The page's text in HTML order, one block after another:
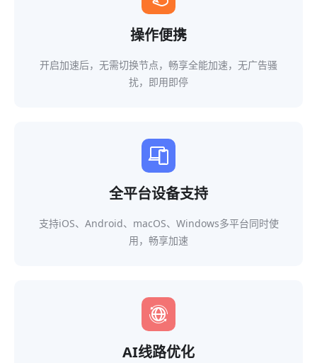
操作便携
开启加速后，无需切换节点，畅享全能加速，无广告骚
扰，即用即停
全平台设备支持
支持iOS、Android、macOS、Windows多平台同时使
用，畅享加速
AI线路优化